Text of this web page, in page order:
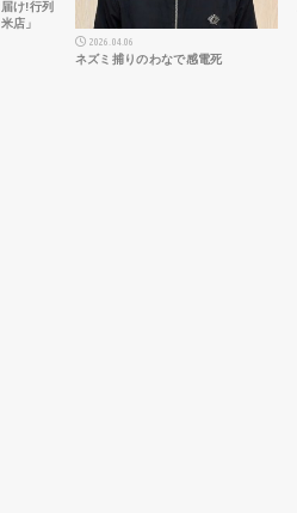
け!行列
店」
2026.04.06
ネズミ捕りのわなで感電死